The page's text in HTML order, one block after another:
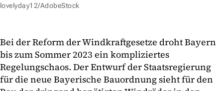
lovelyday12/AdobeStock
Bei der Reform der Windkraftgesetze droht Bayern
bis zum Sommer 2023 ein kompliziertes
Regelungschaos. Der Entwurf der Staatsregierung
für die neue Bayerische Bauordnung sieht für den